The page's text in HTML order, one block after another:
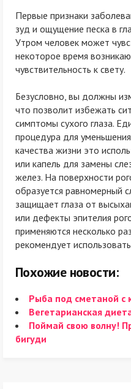
Первые признаки
зуд и ощущение песка в
Утром человек может
некоторое время
чувствительность к свету.
Безусловно, вы должны
что позволит избежать
симптомы сухого глаза.
процедура для
качества жизни это
или капель для замены
желез. На поверхности
образуется равномерный
защищает глаза от
или дефекты эпителия
применяются несколько
рекомендует
Похожие новости:
Рыба под сметаной с
Вегетарианская
Поймай свою волну!
бигуди